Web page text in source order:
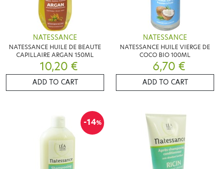
NATESSANCE
NATESSANCE HUILE DE BEAUTE
CAPILLAIRE ARGAN 150ML
10,20 €
ADD TO CART
NATESSANCE
NATESSANCE HUILE VIERGE DE
COCO BIO 100ML
6,70 €
ADD TO CART
-14%